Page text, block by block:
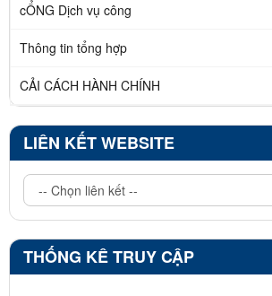
cỔNG Dịch vụ công
Thông tin tổng hợp
CẢI CÁCH HÀNH CHÍNH
LIÊN KẾT WEBSITE
THỐNG KÊ TRUY CẬP